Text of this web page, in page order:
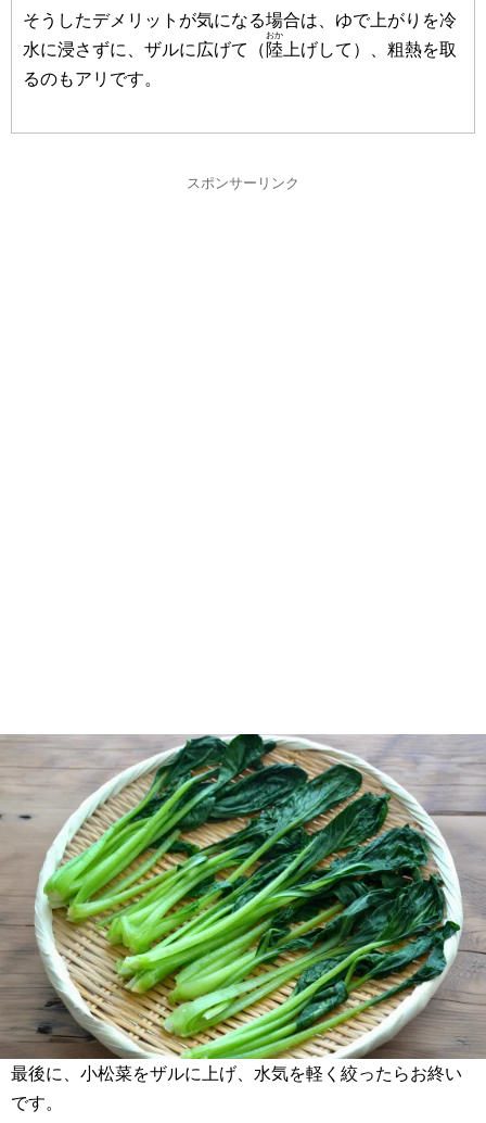
そうしたデメリットが気になる場合は、ゆで上がりを冷
水に浸さずに、ザルに広げて（ 陸
おか
上げして）、粗熱を取
るのもアリです。
スポンサーリンク
最後に、小松菜をザルに上げ、水気を軽く絞ったらお終い
です。